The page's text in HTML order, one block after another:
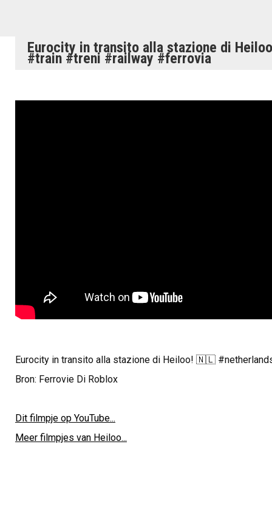
Eurocity in transito alla stazione di Heiloo!
#train #treni #railway #ferrovia
Eurocity in transito alla stazione di Heiloo! 🇳🇱
Bron: Ferrovie Di Roblox
Dit filmpje op YouTube...
Meer filmpjes van Heiloo...